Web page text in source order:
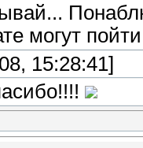
могут
15:28:41]